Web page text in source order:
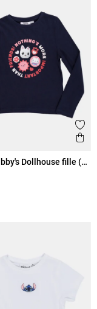
Dollhouse fille (3-